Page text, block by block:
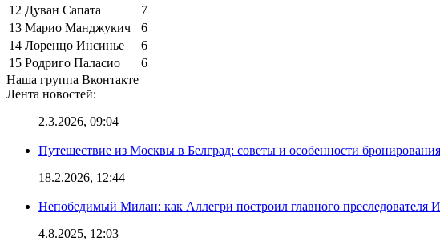
12 Дуван Сапата
7
13 Марио Манджукич
6
14 Лоренцо Инсинье
6
15 Родриго Паласио
6
Наша группа Вконтакте
Лента новостей:
2.3.2026, 09:04
Путешествие из Москвы в Белград: советы и особенности бронирования
18.2.2026, 12:44
Непобедимый Милан: как Аллегри построил главного преследователя
4.8.2025, 12:03